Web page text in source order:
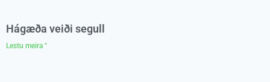
Hágæða veiði segull
Lestu meira "